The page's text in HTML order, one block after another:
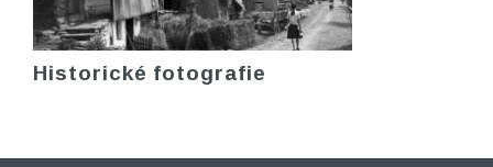
Historické fotografie